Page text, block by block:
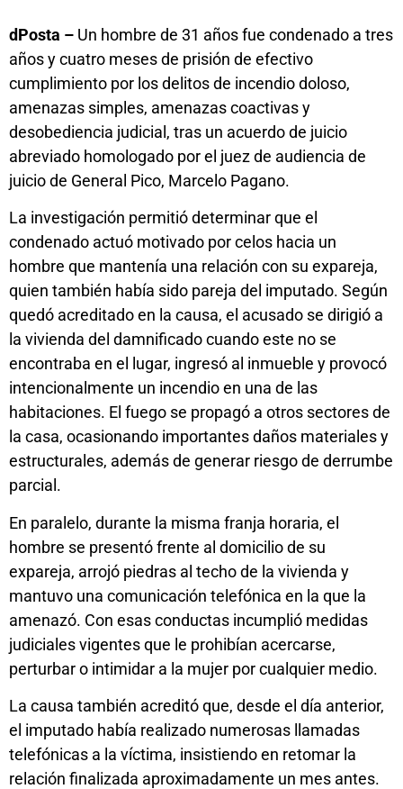
dPosta – Un hombre de 31 años fue condenado a tres
años y cuatro meses de prisión de efectivo
cumplimiento por los delitos de incendio doloso,
amenazas simples, amenazas coactivas y
desobediencia judicial, tras un acuerdo de juicio
abreviado homologado por el juez de audiencia de
juicio de General Pico, Marcelo Pagano.
La investigación permitió determinar que el
condenado actuó motivado por celos hacia un
hombre que mantenía una relación con su expareja,
quien también había sido pareja del imputado. Según
quedó acreditado en la causa, el acusado se dirigió a
la vivienda del damnificado cuando este no se
encontraba en el lugar, ingresó al inmueble y provocó
intencionalmente un incendio en una de las
habitaciones. El fuego se propagó a otros sectores de
la casa, ocasionando importantes daños materiales y
estructurales, además de generar riesgo de derrumbe
parcial.
En paralelo, durante la misma franja horaria, el
hombre se presentó frente al domicilio de su
expareja, arrojó piedras al techo de la vivienda y
mantuvo una comunicación telefónica en la que la
amenazó. Con esas conductas incumplió medidas
judiciales vigentes que le prohibían acercarse,
perturbar o intimidar a la mujer por cualquier medio.
La causa también acreditó que, desde el día anterior,
el imputado había realizado numerosas llamadas
telefónicas a la víctima, insistiendo en retomar la
relación finalizada aproximadamente un mes antes.